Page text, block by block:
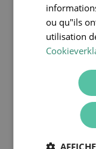
toujours de
efficace
récente
en ligne
autre
ou qu"ils
utilisation